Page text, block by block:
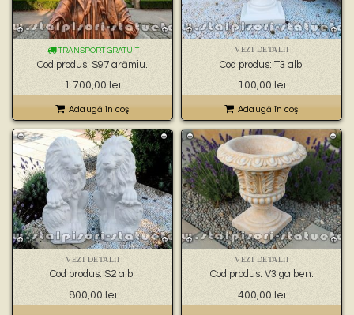
TRANSPORT GRATUIT
Cod produs: S97 arămiu.
1.700,00 lei
Adaugă în coş
VEZI DETALII
Cod produs: T3 alb.
100,00 lei
Adaugă în coş
VEZI DETALII
Cod produs: S2 alb.
800,00 lei
VEZI DETALII
Cod produs: V3 galben.
400,00 lei